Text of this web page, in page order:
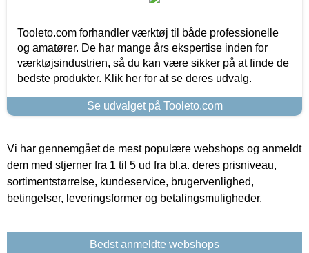
Tooleto.com forhandler værktøj til både professionelle
og amatører. De har mange års ekspertise inden for
værktøjsindustrien, så du kan være sikker på at finde de
bedste produkter. Klik her for at se deres udvalg.
Se udvalget på Tooleto.com
Vi har gennemgået de mest populære webshops og anmeldt
dem med stjerner fra 1 til 5 ud fra bl.a. deres prisniveau,
sortimentstørrelse, kundeservice, brugervenlighed,
betingelser, leveringsformer og betalingsmuligheder.
Bedst anmeldte webshops